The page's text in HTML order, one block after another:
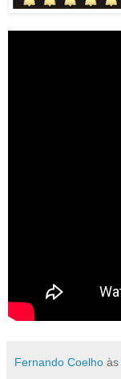
Fernando Coelho às